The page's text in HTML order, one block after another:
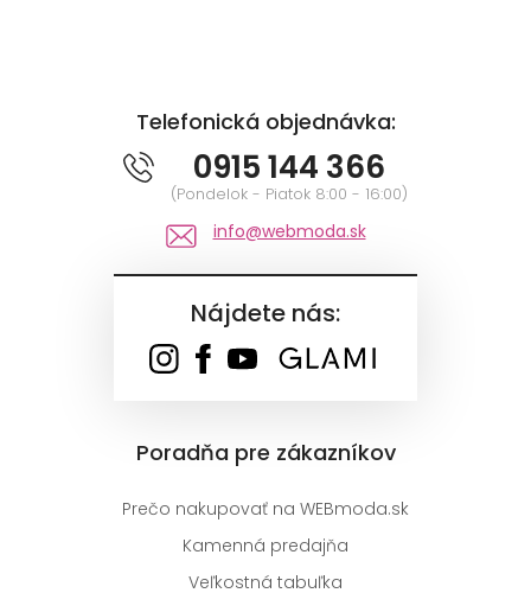
Telefonická objednávka:
0915 144 366
(Pondelok - Piatok 8:00 - 16:00)
info@webmoda.sk
Nájdete nás:
Poradňa pre zákazníkov
Prečo nakupovať na WEBmoda.sk
Kamenná predajňa
Veľkostná tabuľka